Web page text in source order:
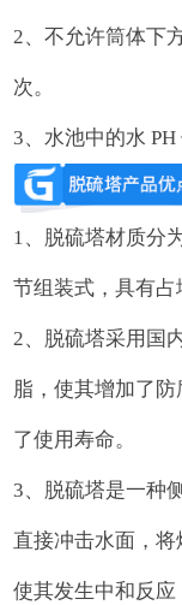
2、不允许筒体下
次。
3、水池中的水 PH
1、脱硫塔材质分
节组装式，具有占
2、脱硫塔采用国
脂，使其增加了
了使用寿命。
3、脱硫塔是一种
直接冲击水面，将
使其发生中和反